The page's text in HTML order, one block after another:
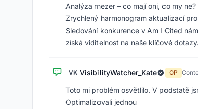
Analýza mezer – co mají oni, co my ne?
Zrychlený harmonogram aktualizací
Sledování konkurence v Am I Cited
získá viditelnost na naše klíčové dotazy.
VK VisibilityWatcher_Kate OP
Toto mi problém osvětlilo. V podstatě
Optimalizovali jednou